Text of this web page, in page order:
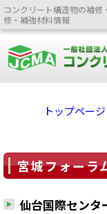
コンクリート構造物の補
修・補強材料情報
トップページ
宮城フォーラ
仙台国際セン